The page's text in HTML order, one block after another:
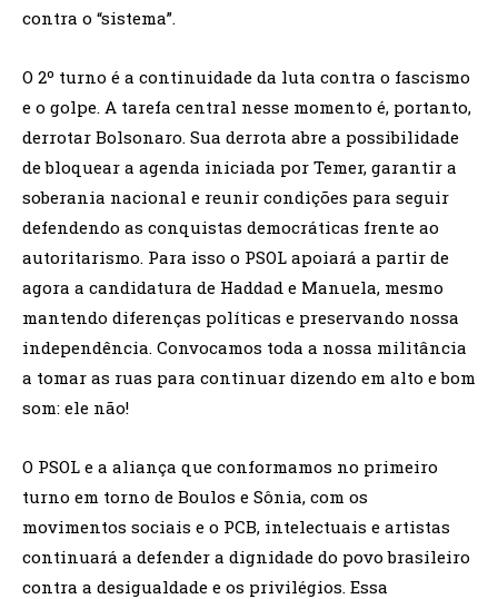
contra o “sistema”.
O 2º turno é a continuidade da luta contra o fascismo
e o golpe. A tarefa central nesse momento é, portanto,
derrotar Bolsonaro. Sua derrota abre a possibilidade
de bloquear a agenda iniciada por Temer, garantir a
soberania nacional e reunir condições para seguir
defendendo as conquistas democráticas frente ao
autoritarismo. Para isso o PSOL apoiará a partir de
agora a candidatura de Haddad e Manuela, mesmo
mantendo diferenças políticas e preservando nossa
independência. Convocamos toda a nossa militância
a tomar as ruas para continuar dizendo em alto e bom
som: ele não!
O PSOL e a aliança que conformamos no primeiro
turno em torno de Boulos e Sônia, com os
movimentos sociais e o PCB, intelectuais e artistas
continuará a defender a dignidade do povo brasileiro
contra a desigualdade e os privilégios. Essa